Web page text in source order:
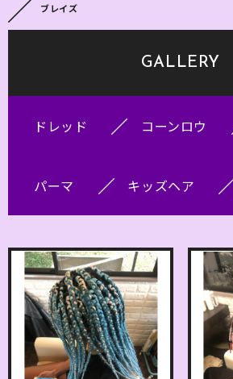
ブレイズ
GALLERY
ドレッド コーンロウ
パーマ キッズヘア